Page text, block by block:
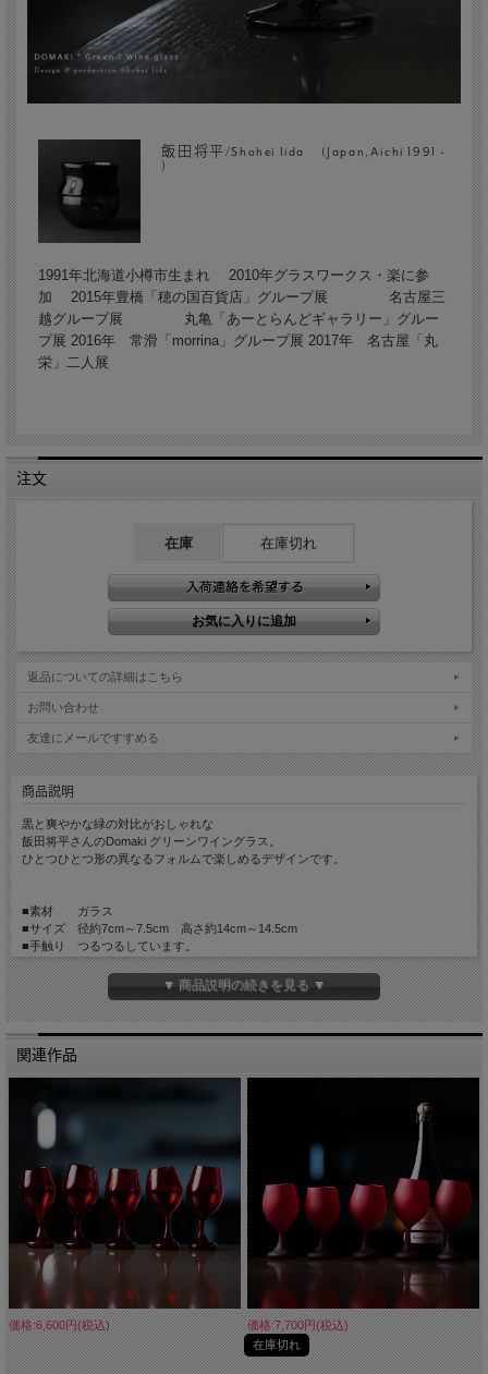
飯田将平/Shohei Iida (Japan,Aichi 1991 -
)
1991年北海道小樽市生まれ 2010年グラスワークス・楽に参
加 2015年豊橋「穂の国百貨店」グループ展 名古屋三
越グループ展 丸亀「あーとらんどギャラリー」グルー
プ展 2016年 常滑「morrina」グループ展 2017年 名古屋「丸
栄」二人展
注文
在庫 在庫切れ
返品についての詳細はこちら
お問い合わせ
友達にメールですすめる
商品説明
黒と爽やかな緑の対比がおしゃれな
飯田将平さんのDomaki グリーンワイングラス。
ひとつひとつ形の異なるフォルムで楽しめるデザインです。
■素材 ガラス
■サイズ 径約7cm～7.5cm 高さ約14cm～14.5cm
■手触り つるつるしています。
■重量 約300g
■容量 約200cc
※大きさや容量、また重量は目安です。
吹きガラス作品のため容量と重量には大きく個体差があります。
大きさや形をリクエストすることは、出来ませんのでご了承ください。
▼ 商品説明の続きを見る ▼
関連作品
価格:6,600円(税込)
価格:7,700円(税込)
在庫切れ